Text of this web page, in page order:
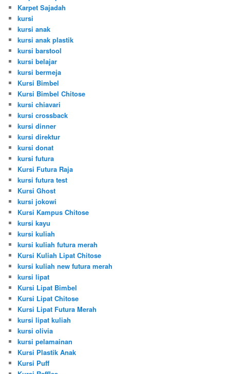
Karpet Sajadah
kursi
kursi anak
kursi anak plastik
kursi barstool
kursi belajar
kursi bermeja
Kursi Bimbel
Kursi Bimbel Chitose
kursi chiavari
kursi crossback
kursi dinner
kursi direktur
kursi donat
kursi futura
Kursi Futura Raja
kursi futura test
Kursi Ghost
kursi jokowi
Kursi Kampus Chitose
kursi kayu
kursi kuliah
kursi kuliah futura merah
Kursi Kuliah Lipat Chitose
kursi kuliah new futura merah
kursi lipat
Kursi Lipat Bimbel
Kursi Lipat Chitose
Kursi Lipat Futura Merah
kursi lipat kuliah
kursi olivia
kursi pelamainan
Kursi Plastik Anak
Kursi Puff